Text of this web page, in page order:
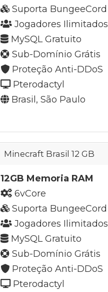
Suporta BungeeCord
Jogadores Ilimitados
MySQL Gratuito
Sub-Domínio Grátis
Proteção Anti-DDoS
Pterodactyl
Brasil, São Paulo
Minecraft Brasil 12 GB
12GB Memoria RAM
6vCore
Suporta BungeeCord
Jogadores Ilimitados
MySQL Gratuito
Sub-Domínio Grátis
Proteção Anti-DDoS
Pterodactyl